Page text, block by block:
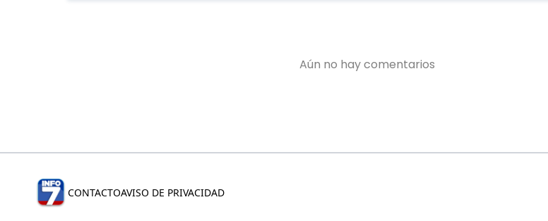
CONTACTOAVISO DE PRIVACIDAD